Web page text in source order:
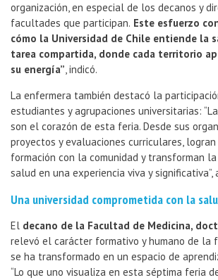
organización, en especial de los decanos y
facultades que participan. Este esfuerzo
cómo la Universidad de Chile entiende la
tarea compartida, donde cada territorio
su energía”, indicó.
La enfermera también destacó la
estudiantes y agrupaciones universitarias:
son el corazón de esta feria. Desde sus
proyectos y evaluaciones curriculares,
formación con la comunidad y transforman
salud en una experiencia viva y significativa”,
Una universidad comprometida con la
El decano de la Facultad de Medicina,
relevó el carácter formativo y humano de la
se ha transformado en un espacio de
“Lo que uno visualiza en esta séptima feria